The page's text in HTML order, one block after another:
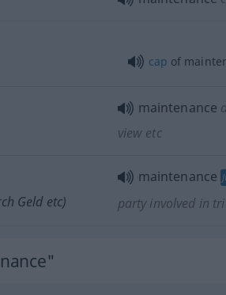
cap of
maintenance
view etc
Geldetc)
maintenance
party involved in